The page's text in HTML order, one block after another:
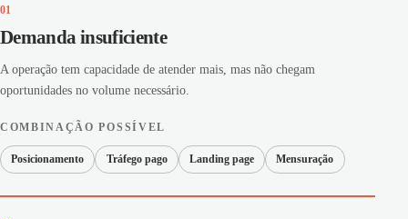
01
Demanda insuficiente
A operação tem capacidade de atender mais, mas não chegam
oportunidades no volume necessário.
COMBINAÇÃO POSSÍVEL
Posicionamento Tráfego pago Landing page Mensuração